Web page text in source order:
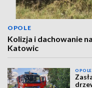
OPOLE
Kolizja i dachowanie
Katowic
OPOLE